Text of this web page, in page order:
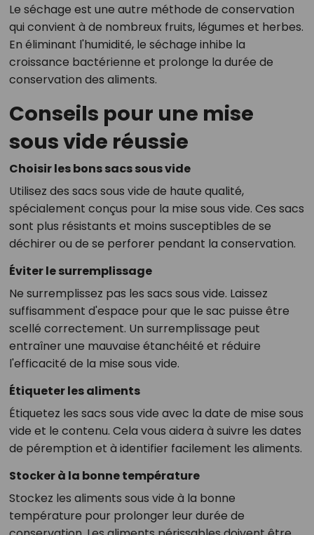
Le séchage est une autre méthode de conservation
qui convient à de nombreux fruits, légumes et herbes.
En éliminant l'humidité, le séchage inhibe la
croissance bactérienne et prolonge la durée de
conservation des aliments.
Conseils pour une mise
sous vide réussie
Choisir les bons sacs sous vide
Utilisez des sacs sous vide de haute qualité,
spécialement conçus pour la mise sous vide. Ces sacs
sont plus résistants et moins susceptibles de se
déchirer ou de se perforer pendant la conservation.
Éviter le surremplissage
Ne surremplissez pas les sacs sous vide. Laissez
suffisamment d'espace pour que le sac puisse être
scellé correctement. Un surremplissage peut
entraîner une mauvaise étanchéité et réduire
l'efficacité de la mise sous vide.
Étiqueter les aliments
Étiquetez les sacs sous vide avec la date de mise sous
vide et le contenu. Cela vous aidera à suivre les dates
de péremption et à identifier facilement les aliments.
Stocker à la bonne température
Stockez les aliments sous vide à la bonne
température pour prolonger leur durée de